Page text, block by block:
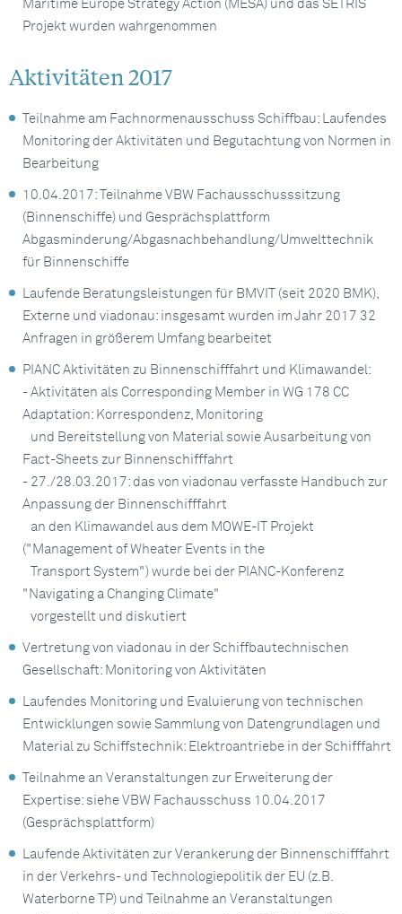
Maritime Europe Strategy Action (MESA) und das SETRIS
Projekt wurden wahrgenommen
Aktivitäten 2017
Teilnahme am Fachnormenausschuss Schiffbau: Laufendes
Monitoring der Aktivitäten und Begutachtung von Normen in
Bearbeitung
10.04.2017: Teilnahme VBW Fachausschusssitzung
(Binnenschiffe) und Gesprächsplattform
Abgasminderung/Abgasnachbehandlung/Umwelttechnik
für Binnenschiffe
Laufende Beratungsleistungen für BMVIT (seit 2020 BMK),
Externe und viadonau: insgesamt wurden im Jahr 2017 32
Anfragen in größerem Umfang bearbeitet
PIANC Aktivitäten zu Binnenschifffahrt und Klimawandel:
- Aktivitäten als Corresponding Member in WG 178 CC
Adaptation: Korrespondenz, Monitoring
und Bereitstellung von Material sowie Ausarbeitung von
Fact-Sheets zur Binnenschifffahrt
- 27./28.03.2017: das von viadonau verfasste Handbuch zur
Anpassung der Binnenschifffahrt
an den Klimawandel aus dem MOWE-IT Projekt
("Management of Wheater Events in the
Transport System") wurde bei der PIANC-Konferenz
"Navigating a Changing Climate"
vorgestellt und diskutiert
Vertretung von viadonau in der Schiffbautechnischen
Gesellschaft: Monitoring von Aktivitäten
Laufendes Monitoring und Evaluierung von technischen
Entwicklungen sowie Sammlung von Datengrundlagen und
Material zu Schiffstechnik: Elektroantriebe in der Schifffahrt
Teilnahme an Veranstaltungen zur Erweiterung der
Expertise: siehe VBW Fachausschuss 10.04.2017
(Gesprächsplattform)
Laufende Aktivitäten zur Verankerung der Binnenschifffahrt
in der Verkehrs- und Technologiepolitik der EU (z.B.
Waterborne TP) und Teilnahme an Veranstaltungen